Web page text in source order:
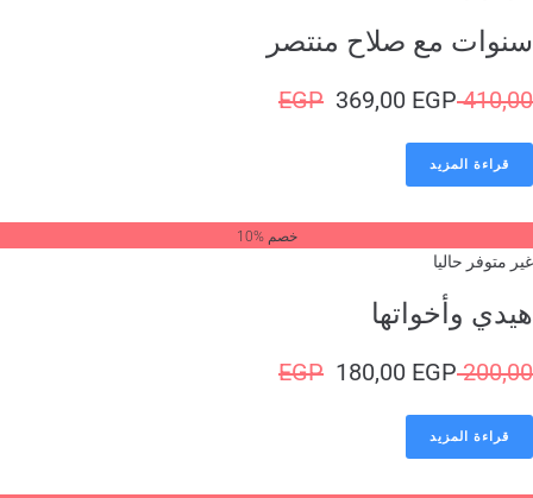
مع صلاح منتصر
EGP 369,00EGP
قراءة المزيد
خصم %10
متوفر حاليا
وأخواتها
EGP 180,00EGP
قراءة المزيد